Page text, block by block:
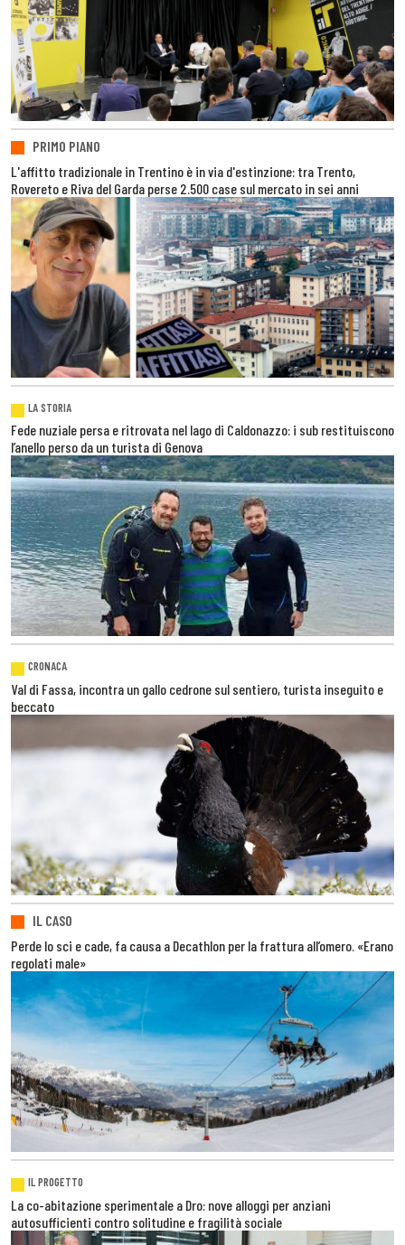
PRIMO PIANO
L'affitto tradizionale in Trentino è in via d'estinzione: tra Trento,
Rovereto e Riva del Garda perse 2.500 case sul mercato in sei anni
LA STORIA
Fede nuziale persa e ritrovata nel lago di Caldonazzo: i sub restituiscono
l’anello perso da un turista di Genova
CRONACA
Val di Fassa, incontra un gallo cedrone sul sentiero, turista inseguito e
beccato
IL CASO
Perde lo sci e cade, fa causa a Decathlon per la frattura all’omero. «Erano
regolati male»
IL PROGETTO
La co-abitazione sperimentale a Dro: nove alloggi per anziani
autosufficienti contro solitudine e fragilità sociale